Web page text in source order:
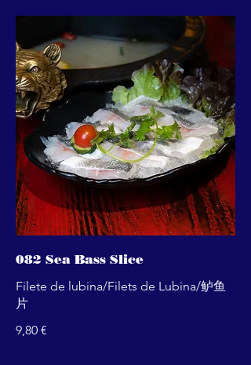
082 Sea Bass Slice
Filete de lubina/Filets de Lubina/鲈鱼
片
9,80 €